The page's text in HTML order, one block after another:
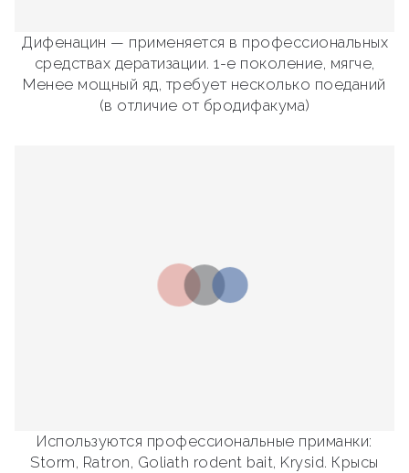
Дифенацин — применяется в профессиональных
средствах дератизации. 1-е поколение, мягче,
Менее мощный яд, требует несколько поеданий
(в отличие от бродифакума)
Используются профессиональные приманки:
Storm, Ratron, Goliath rodent bait, Krysid. Крысы